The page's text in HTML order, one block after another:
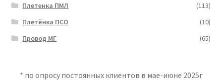
Плетенка ПМЛ
(113)
Плетёнка ПСО
(10)
Провод МГ
(65)
* по опросу постоянных клиентов в мае-июне 2025г